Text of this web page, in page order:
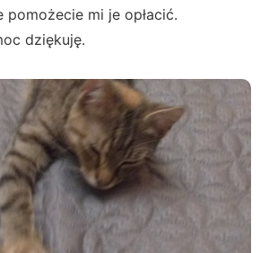
pomożecie mi je opłacić.
dziękuję.